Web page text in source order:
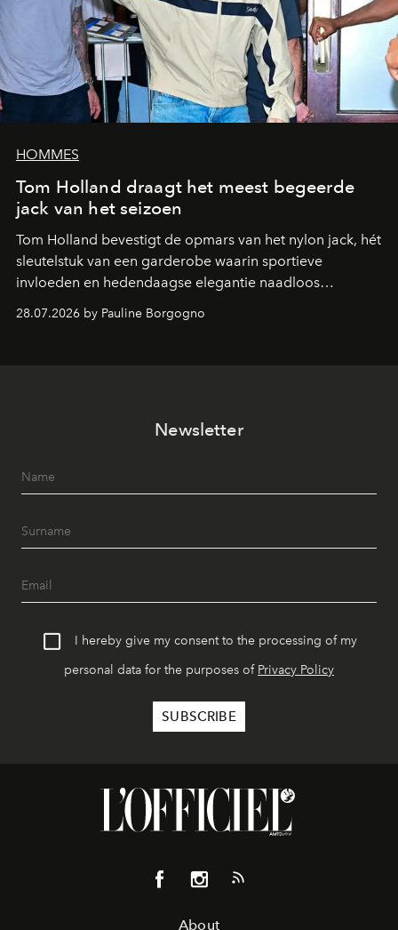
HOMMES
Tom Holland draagt het meest begeerde
jack van het seizoen
Tom Holland bevestigt de opmars van het nylon jack, hét
sleutelstuk van een garderobe waarin sportieve
invloeden en hedendaagse elegantie naadloos
samenkomen.
28.07.2026 by Pauline Borgogno
Newsletter
I hereby give my consent to the processing of my
personal data for the purposes of Privacy Policy
About